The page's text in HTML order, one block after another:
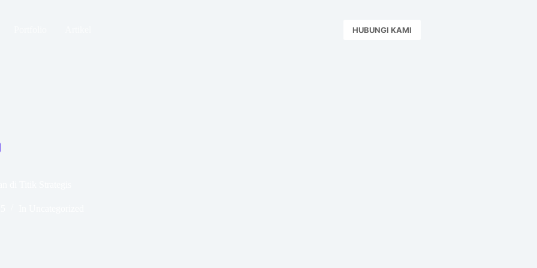
HUBUNGI KAMI